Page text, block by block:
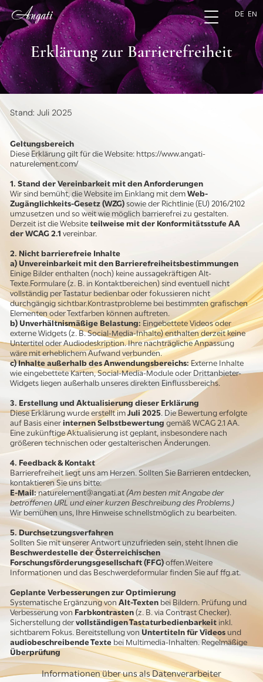
DE EN
Erklärung zur Barrierefreiheit
Stand: Juli 2025
Geltungsbereich
Diese Erklärung gilt für die Website: https://www.angati-
naturelement.com/
1. Stand der Vereinbarkeit mit den Anforderungen
Wir sind bemüht, die Website im Einklang mit demWeb-
Zugänglichkeits-Gesetz (WZG) sowie der Richtlinie (EU) 2016/2102
umzusetzen und so weit wie möglich barrierefrei zu gestalten.
Derzeit ist die Websiteteilweise mit der Konformitätsstufe AA
der WCAG 2.1 vereinbar.
2. Nicht barrierefreie Inhalte
a) Unvereinbarkeit mit den Barrierefreiheitsbestimmungen
Einige Bilder enthalten (noch) keine aussagekräftigen Alt-
Texte.Formulare (z. B. in Kontaktbereichen) sind eventuell nicht
vollständig per Tastatur bedienbar oder fokussieren nicht
durchgängig sichtbar.Kontrastprobleme bei bestimmten grafischen
Elementen oder Textfarben können auftreten.
b) Unverhältnismäßige Belastung: Eingebettete Videos oder
externe Widgets (z. B. Social-Media-Inhalte) enthalten derzeit keine
Untertitel oder Audiodeskription. Ihre nachträgliche Anpassung
wäre mit erheblichem Aufwand verbunden.
c) Inhalte außerhalb des Anwendungsbereichs:Externe Inhalte
wie eingebettete Karten, Social-Media-Module oder Drittanbieter-
Widgets liegen außerhalb unseres direkten Einflussbereichs.
3. Erstellung und Aktualisierung dieser Erklärung
Diese Erklärung wurde erstellt im Juli 2025. Die Bewertung erfolgte
auf Basis einerinternen Selbstbewertung gemäß WCAG 2.1 AA.
Eine zukünftige Aktualisierung ist geplant, insbesondere nach
größeren technischen oder gestalterischen Änderungen.
4. Feedback & Kontakt
Barrierefreiheit liegt uns am Herzen. Sollten Sie Barrieren entdecken,
kontaktieren Sie uns bitte:
E-Mail:naturelement@angati.at(Am besten mit Angabe der
betroffenen URL und einer kurzen Beschreibung des Problems.)
Wir bemühen uns, Ihre Hinweise schnellstmöglich zu bearbeiten.
5. Durchsetzungsverfahren
Sollten Sie mit unserer Antwort unzufrieden sein, steht Ihnen die
Beschwerdestelle der Österreichischen
Forschungsförderungsgesellschaft (FFG)offen.Weitere
Informationen und das Beschwerdeformular finden Sie auf ffg.at.
Geplante Verbesserungen zur Optimierung
Systematische Ergänzung vonAlt-Texten bei Bildern. Prüfung und
Verbesserung von Farbkontrasten (z. B. via Contrast Checker).
Sicherstellung dervollständigen Tastaturbedienbarkeit inkl.
sichtbarem Fokus. Bereitstellung von Untertiteln für Videos und
audiobeschreibende Texte bei Multimedia-Inhalten. Regelmäßige
Überprüfung
Informationen über uns als Datenverarbeiter